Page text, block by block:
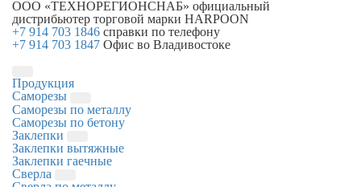
ООО «ТЕХНОРЕГИОНСНАБ» официальный
дистрибьютер торговой марки HARPOON
+7 914 703 1846 справки по телефону
+7 914 703 1847 Офис во Владивостоке
Продукция
Саморезы
Саморезы по металлу
Саморезы по бетону
Заклепки
Заклепки вытяжные
Заклепки гаечные
Сверла